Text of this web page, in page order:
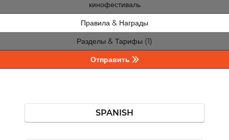
кинофестиваль
Правила & Награды
Разделы & Тарифы (1)
Отправить
SPANISH